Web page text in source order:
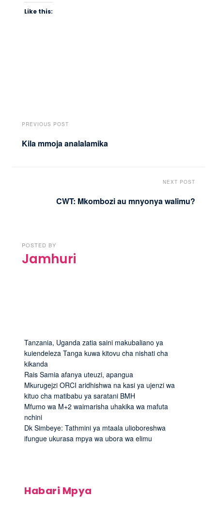
Like this:
PREVIOUS POST
Kila mmoja analalamika
NEXT POST
CWT: Mkombozi au mnyonya walimu?
POSTED BY
Jamhuri
Tanzania, Uganda zatia saini makubaliano ya
kuiendeleza Tanga kuwa kitovu cha nishati cha
kikanda
Rais Samia afanya uteuzi, apangua
Mkurugejzi ORCI aridhishwa na kasi ya ujenzi wa
kituo cha matibabu ya saratani BMH
Mfumo wa M+2 waimarisha uhakika wa mafuta
nchini
Dk Simbeye: Tathmini ya mtaala ulioboreshwa
ifungue ukurasa mpya wa ubora wa elimu
Habari Mpya